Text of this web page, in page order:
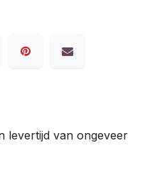
levertijd van ongeveer